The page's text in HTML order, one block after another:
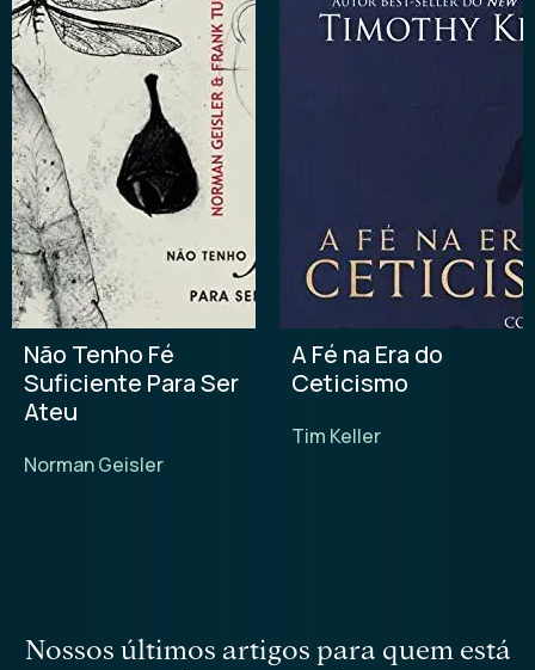
Não Tenho Fé
Suficiente Para Ser
Ateu
Norman Geisler
A Fé na Era do
Ceticismo
Tim Keller
nossos últimos artigos para quem está